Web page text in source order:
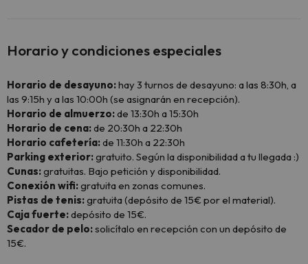
Horario y condiciones especiales
Horario de desayuno:hay 3 turnos de desayuno: a las 8:30h, a
las 9:15h y a las 10:00h (se asignarán en recepción).
Horario de almuerzo:de 13:30h a 15:30h
Horario de cena:de 20:30h a 22:30h
Horario cafetería:de 11:30h a 22:30h
Parking exterior:gratuito. Según la disponibilidad a tu llegada :)
Cunas:gratuitas. Bajo petición y disponibilidad.
Conexión wifi:gratuita en zonas comunes.
Pistas de tenis:gratuita (depósito de 15€ por el material).
Caja fuerte:depósito de 15€.
Secador de pelo:solicítalo en recepción con un depósito de
15€.